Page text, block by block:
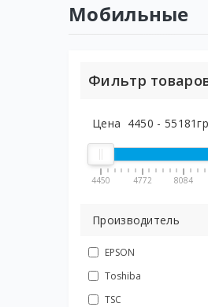
Мобильные
Фильтр
Цена 4450 - 55181
4450 4772 8084
Производитель
EPSON
Toshiba
TSC